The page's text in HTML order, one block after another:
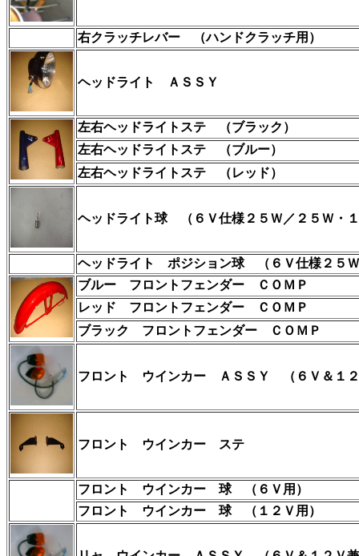
右クラッチレバー （ハンドクラッチ用）
ヘッドライト ＡＳＳＹ
左右ヘッドライトステ （ブラック）
左右ヘッドライトステ （ブルー）
左右ヘッドライトステ （レッド）
ヘッドライト球 （６Ｖ仕様２５Ｗ／２５Ｗ・
ヘッドライト ポジション球
（６Ｖ仕様２５
ブルー フロントフェンダー ＣＯＭＰ
レッド フロントフェンダー ＣＯＭＰ
ブラック フロントフェンダー ＣＯＭＰ
フロント ウインカー ＡＳＳＹ （６Ｖ＆１
フロント ウインカー ステ
フロント ウインカー 球 （６Ｖ用）
フロント ウインカー 球 （１２Ｖ用）